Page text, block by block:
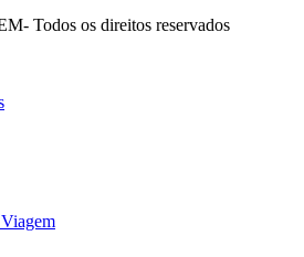
Todos os direitos reservados